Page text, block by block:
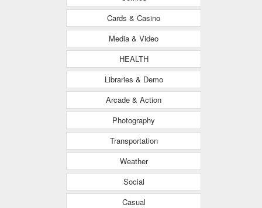
Cards & Casino
Media & Video
HEALTH
Libraries & Demo
Arcade & Action
Photography
Transportation
Weather
Social
Casual